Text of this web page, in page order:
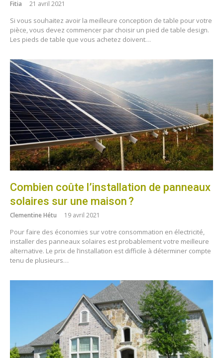
Fitia 21 avril 2021
Si vous souhaitez avoir la meilleure conception de table pour votre
pièce, vous devez commencer par choisir un pied de table design.
Les pieds de table que vous achetez doivent…
Combien coûte l’installation de panneaux
solaires sur une maison ?
Clementine Hétu 19 avril 2021
Pour faire des économies sur votre consommation en électricité,
installer des panneaux solaires est probablement votre meilleure
alternative. Le prix de l’installation est difficile à déterminer compte
tenu de plusieurs…